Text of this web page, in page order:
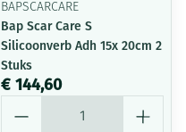
BAPSCARCARE
Bap Scar Care S
Silicoonverb Adh 15x 20cm 2
Stuks
€ 144,60